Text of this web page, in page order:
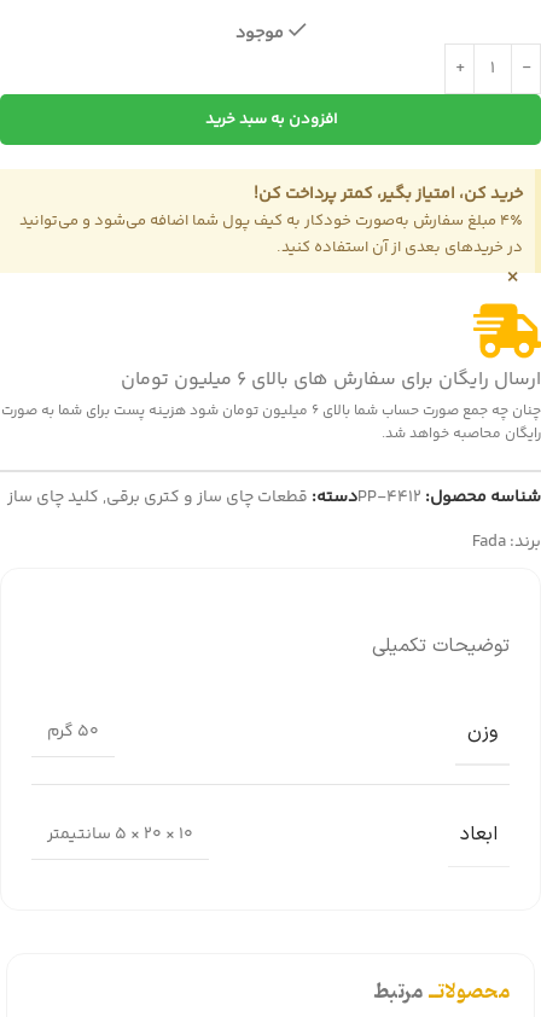
موجود
افزودن به سبد خرید
خرید کن، امتیاز بگیر، کمتر پرداخت کن!
4٪ مبلغ سفارش به‌صورت خودکار به کیف پول شما اضافه می‌شود و می‌توانید
در خریدهای بعدی از آن استفاده کنید.
×
ارسال رایگان برای سفارش های بالای 6 میلیون تومان
چنان چه جمع صورت حساب شما بالای 6 میلیون تومان شود هزینه پست برای شما به صورت
رایگان محاصبه خواهد شد.
شناسه محصول: PP-4412دسته: قطعات چای ساز و کتری برقی, کلید چای ساز
برند:Fada
توضیحات تکمیلی
وزن 50 گرم
ابعاد 10 × 20 × 5 سانتیمتر
محصولاتــمرتبط